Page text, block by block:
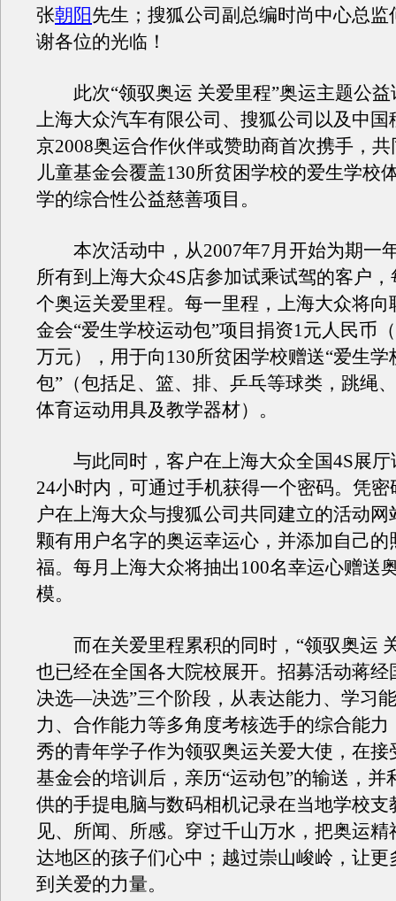
张朝阳先生；搜狐公司副总编时尚中心总监
谢各位的光临！
此次“领驭奥运 关爱里程”奥运主题公益
上海大众汽车有限公司、搜狐公司以及中国
京2008奥运合作伙伴或赞助商首次携手，
儿童基金会覆盖130所贫困学校的爱生学校
学的综合性公益慈善项目。
本次活动中，从2007年7月开始为期一
所有到上海大众4S店参加试乘试驾的客户
个奥运关爱里程。每一里程，上海大众将向
金会“爱生学校运动包”项目捐资1元人民币
万元），用于向130所贫困学校赠送“爱生学
包”（包括足、篮、排、乒乓等球类，跳绳
体育运动用具及教学器材）。
与此同时，客户在上海大众全国4S展厅
24小时内，可通过手机获得一个密码。凭
户在上海大众与搜狐公司共同建立的活动网
颗有用户名字的奥运幸运心，并添加自己的
福。每月上海大众将抽出100名幸运心赠送
模。
而在关爱里程累积的同时，“领驭奥运
也已经在全国各大院校展开。招募活动蒋
决选—决选”三个阶段，从表达能力、学习
力、合作能力等多角度考核选手的综合能力
秀的青年学子作为领驭奥运关爱大使，在接
基金会的培训后，亲历“运动包”的输送，并
供的手提电脑与数码相机记录在当地学校支
见、所闻、所感。穿过千山万水，把奥运精
达地区的孩子们心中；越过崇山峻岭，让更
到关爱的力量。